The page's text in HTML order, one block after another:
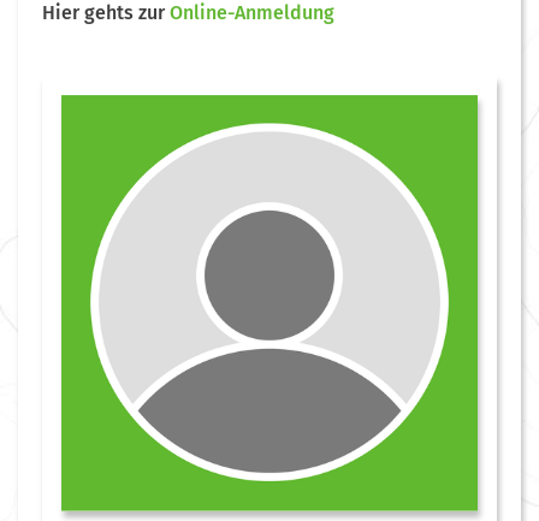
Hiergehts zurOnline-Anmeldung